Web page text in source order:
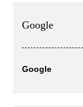
Google
Google